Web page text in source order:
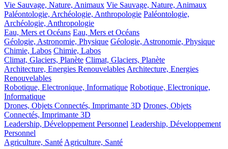
Vie Sauvage, Nature, Animaux Vie Sauvage, Nature, Animaux
Paléontologie, Archéologie, Anthropologie Paléontologie,
Archéologie, Anthropologie
Eau, Mers et Océans Eau, Mers et Océans
Géologie, Astronomie, Physique Géologie, Astronomie, Physique
Chimie, Labos Chimie, Labos
Climat, Glaciers, Planète Climat, Glaciers, Planète
Architecture, Energies RenouvelablesArchitecture, Energies
Renouvelables
Robotique, Electronique, Informatique Robotique, Electronique,
Informatique
Drones, Objets Connectés, Imprimante 3D Drones, Objets
Connectés, Imprimante 3D
Leadership, Développement Personnel Leadership, Développement
Personnel
Agriculture, SantéAgriculture, Santé